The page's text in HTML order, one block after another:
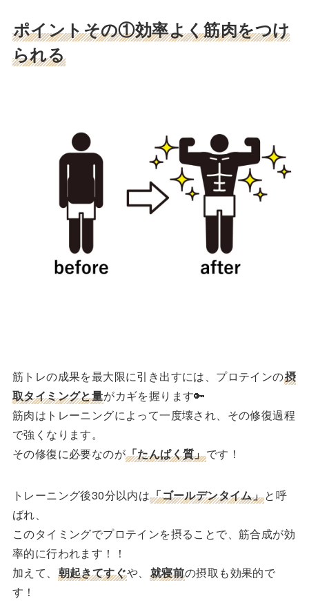
ポイントその①効率よく筋肉をつけ
られる
筋トレの成果を最大限に引き出すには、プロテインの摂
取タイミングと量がカギを握ります🔑
筋肉はトレーニングによって一度壊され、その修復過程
で強くなります。
その修復に必要なのが「たんぱく質」です！
トレーニング後30分以内は「ゴールデンタイム」と呼
ばれ、
このタイミングでプロテインを摂ることで、筋合成が効
率的に行われます！！
加えて、 朝起きてすぐや、 就寝前の摂取も効果的で
す！